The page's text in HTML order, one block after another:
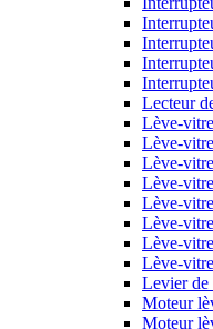
Lecteur
Lève-
Lève-
Lève-
Lève-
Lève-
Lève-
Lève-
Lève-
Levier de
Moteur
Moteur